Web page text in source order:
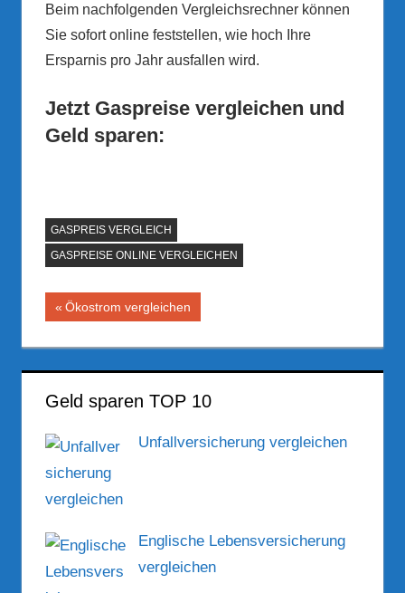
Beim nachfolgenden Vergleichsrechner können
Sie sofort online feststellen, wie hoch Ihre
Ersparnis pro Jahr ausfallen wird.
Jetzt Gaspreise vergleichen und
Geld sparen:
GASPREIS VERGLEICH
GASPREISE ONLINE VERGLEICHEN
Beitragsnavigation
Vorheriger
Ökostrom vergleichen
Geld sparen TOP 10
Unfallversicherung vergleichen
Englische Lebensversicherung
vergleichen